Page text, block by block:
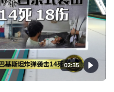
02:35